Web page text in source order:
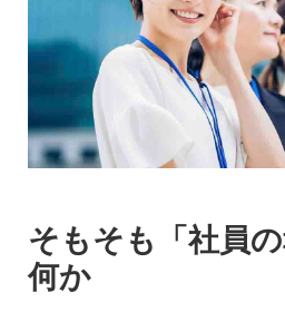
そもそも「社員
何か